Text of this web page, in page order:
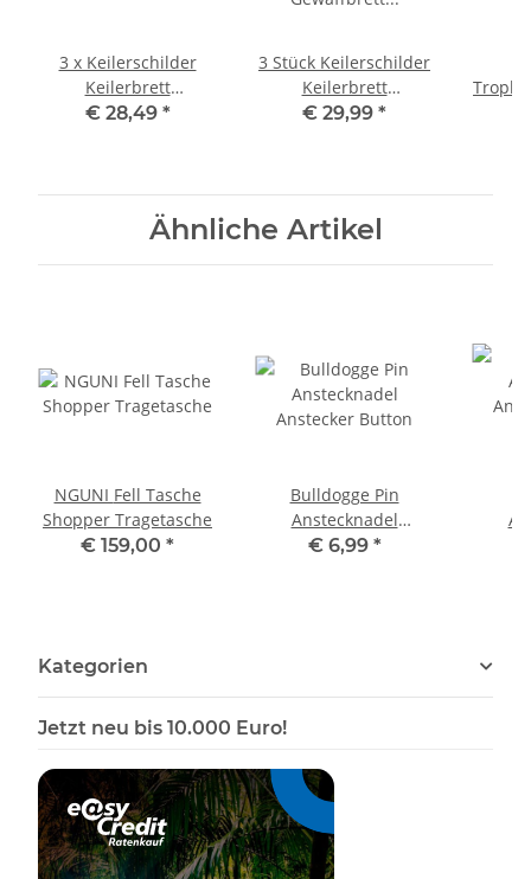
3 x Keilerschilder
Keilerbrett
Gewaffbrett
Eichenlaub Deckblatt
€ 28,49 *
3 Stück Keilerschilder
Keilerbrett
Gewaffbrett
Eichenlaub Deckblatt
€ 29,99 *
Ähnliche Artikel
NGUNI Fell Tasche
Shopper Tragetasche
€ 159,00 *
Bulldogge Pin
Anstecknadel
Anstecker Button
€ 6,99 *
Kategorien
Jetzt neu bis 10.000 Euro!